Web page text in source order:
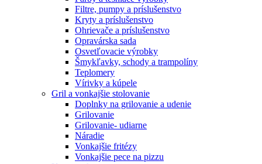
Filtre, pumpy a príslušenstvo
Kryty a príslušenstvo
Ohrievače a príslušenstvo
Opravárska sada
Osvetľovacie výrobky
Šmykľavky, schody a trampolíny
Teplomery
Vírivky a kúpele
Gril a vonkajšie stolovanie
Doplnky na grilovanie a udenie
Grilovanie
Grilovanie- udiarne
Náradie
Vonkajšie fritézy
Vonkajšie pece na pizzu